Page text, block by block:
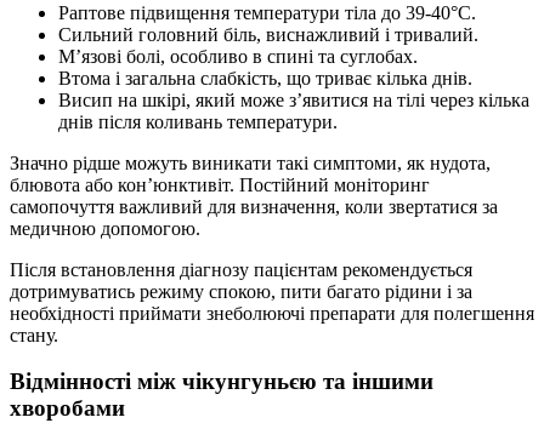
Раптове підвищення температури тіла до 39-40°C.
Сильний головний біль, виснажливий і тривалий.
М’язові болі, особливо в спині та суглобах.
Втома і загальна слабкість, що триває кілька днів.
Висип на шкірі, який може з’явитися на тілі через кілька
днів після коливань температури.
Значно рідше можуть виникати такі симптоми, як нудота,
блювота або кон’юнктивіт. Постійний моніторинг
самопочуття важливий для визначення, коли звертатися за
медичною допомогою.
Після встановлення діагнозу пацієнтам рекомендується
дотримуватись режиму спокою, пити багато рідини і за
необхідності приймати знеболюючі препарати для полегшення
стану.
Відмінності між чікунгуньєю та іншими
хворобами